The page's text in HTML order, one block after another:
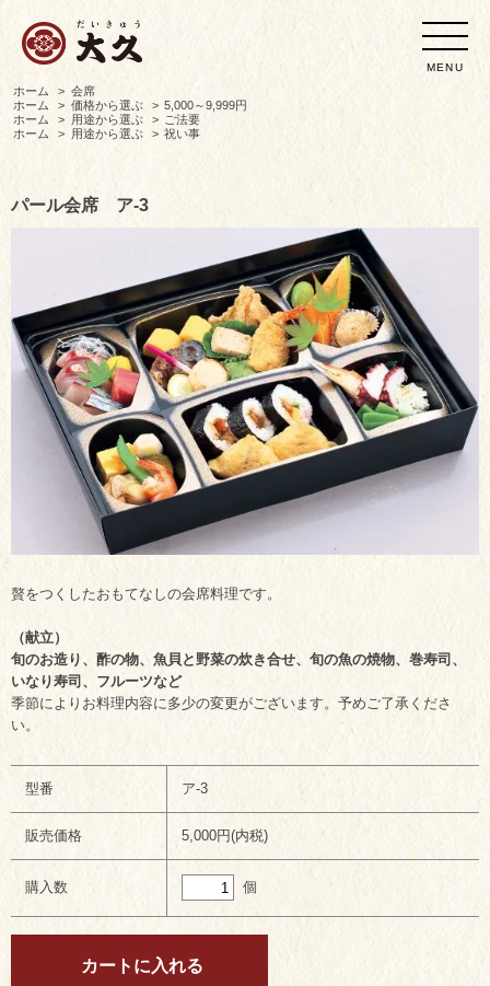
MENU
ホーム > 会席
ホーム
> 価格から選ぶ > 5,000～9,999円
ホーム
> 用途から選ぶ > ご法要
ホーム
> 用途から選ぶ > 祝い事
パール会席 ア-3
贅をつくしたおもてなしの会席料理です。
（献立）
旬のお造り、酢の物、魚貝と野菜の炊き合せ、旬の魚の焼物、巻寿司、
いなり寿司、フルーツなど
季節によりお料理内容に多少の変更がございます。予めご了承くださ
い。
型番 ア-3
販売価格 5,000円(内税)
購入数 個